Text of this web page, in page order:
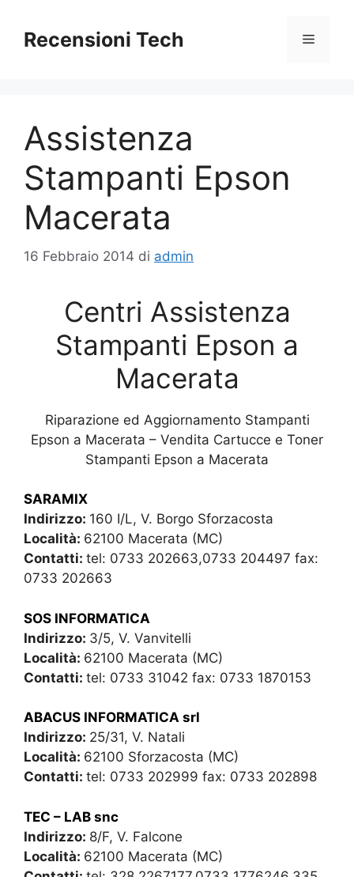
contenuto
Recensioni Tech Menu
Assistenza
Stampanti Epson
Macerata
16 Febbraio 2014 di admin
Centri Assistenza
Stampanti Epson a
Macerata
Riparazione ed Aggiornamento Stampanti
Epson a Macerata – Vendita Cartucce e Toner
Stampanti Epson a Macerata
SARAMIX
Indirizzo: 160 I/L, V. Borgo Sforzacosta
Località: 62100 Macerata (MC)
Contatti: tel: 0733 202663,0733 204497 fax:
0733 202663
SOS INFORMATICA
Indirizzo: 3/5, V. Vanvitelli
Località: 62100 Macerata (MC)
Contatti: tel: 0733 31042 fax: 0733 1870153
ABACUS INFORMATICA srl
Indirizzo: 25/31, V. Natali
Località: 62100 Sforzacosta (MC)
Contatti: tel: 0733 202999 fax: 0733 202898
TEC – LAB snc
Indirizzo: 8/F, V. Falcone
Località: 62100 Macerata (MC)